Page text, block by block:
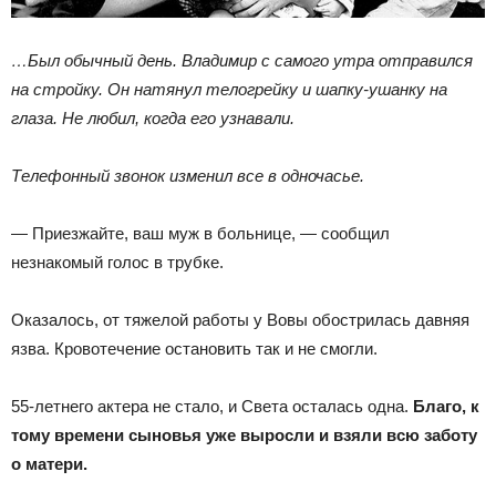
…Был обычный день. Владимир с самого утра отправился
на стройку. Он натянул телогрейку и шапку-ушанку на
глаза. Не любил, когда его узнавали.
Телефонный звонок изменил все в одночасье.
— Приезжайте, ваш муж в больнице, — сообщил
незнакомый голос в трубке.
Оказалось, от тяжелой работы у Вовы обострилась давняя
язва. Кровотечение остановить так и не смогли.
55-летнего актера не стало, и Света осталась одна. Благо, к
тому времени сыновья уже выросли и взяли всю заботу
о матери.